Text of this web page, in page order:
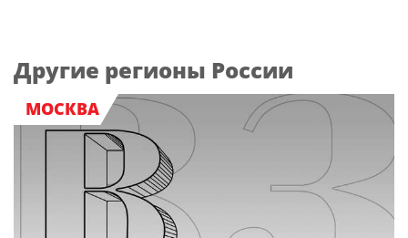
Другие регионы России
МОСКВА